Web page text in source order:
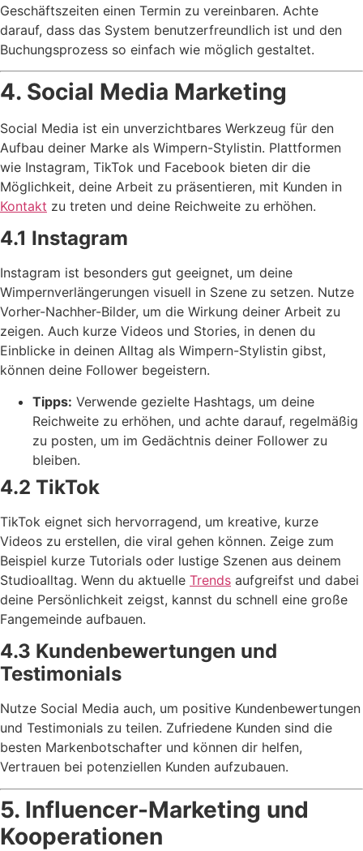
Geschäftszeiten einen Termin zu vereinbaren. Achte
darauf, dass das System benutzerfreundlich ist und den
Buchungsprozess so einfach wie möglich gestaltet.
4. Social Media Marketing
Social Media ist ein unverzichtbares Werkzeug für den
Aufbau deiner Marke als Wimpern-Stylistin. Plattformen
wie Instagram, TikTok und Facebook bieten dir die
Möglichkeit, deine Arbeit zu präsentieren, mit Kunden in
Kontakt zu treten und deine Reichweite zu erhöhen.
4.1 Instagram
Instagram ist besonders gut geeignet, um deine
Wimpernverlängerungen visuell in Szene zu setzen. Nutze
Vorher-Nachher-Bilder, um die Wirkung deiner Arbeit zu
zeigen. Auch kurze Videos und Stories, in denen du
Einblicke in deinen Alltag als Wimpern-Stylistin gibst,
können deine Follower begeistern.
Tipps: Verwende gezielte Hashtags, um deine
Reichweite zu erhöhen, und achte darauf, regelmäßig
zu posten, um im Gedächtnis deiner Follower zu
bleiben.
4.2 TikTok
TikTok eignet sich hervorragend, um kreative, kurze
Videos zu erstellen, die viral gehen können. Zeige zum
Beispiel kurze Tutorials oder lustige Szenen aus deinem
Studioalltag. Wenn du aktuelle Trends aufgreifst und dabei
deine Persönlichkeit zeigst, kannst du schnell eine große
Fangemeinde aufbauen.
4.3 Kundenbewertungen und
Testimonials
Nutze Social Media auch, um positive Kundenbewertungen
und Testimonials zu teilen. Zufriedene Kunden sind die
besten Markenbotschafter und können dir helfen,
Vertrauen bei potenziellen Kunden aufzubauen.
5. Influencer-Marketing und
Kooperationen